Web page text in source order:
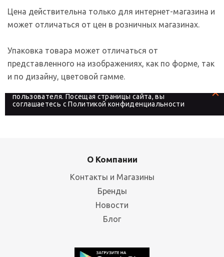
Цена действительна только для интернет-магазина и
может отличаться от цен в розничных магазинах.
Упаковка товара может отличаться от
представленного на изображениях, как по форме, так
и по дизайну, цветовой гамме.
На сайте используются файлы cookies, которые его
пользователя. Посещая страницы сайта, вы
соглашаетесь сПолитикой конфиденциальности
О Компании
Контакты и Магазины
Бренды
Новости
Блог